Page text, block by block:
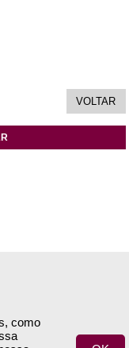
como
& Pagamentos